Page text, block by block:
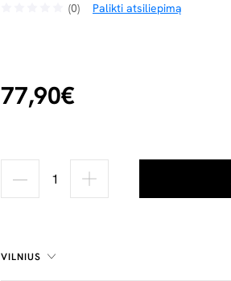
(0) Palikti atsiliepimą
77,90€
VILNIUS